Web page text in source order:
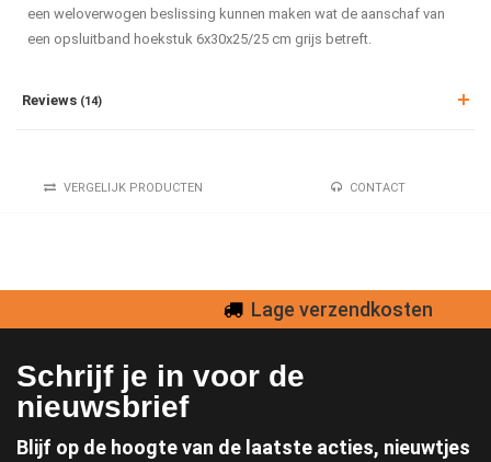
een weloverwogen beslissing kunnen maken wat de aanschaf van
een opsluitband hoekstuk 6x30x25/25 cm grijs betreft.
Reviews (14)
VERGELIJK PRODUCTEN CONTACT
Lage verzendkosten
Schrijf je in voor de
nieuwsbrief
Blijf op de hoogte van de laatste acties, nieuwtjes